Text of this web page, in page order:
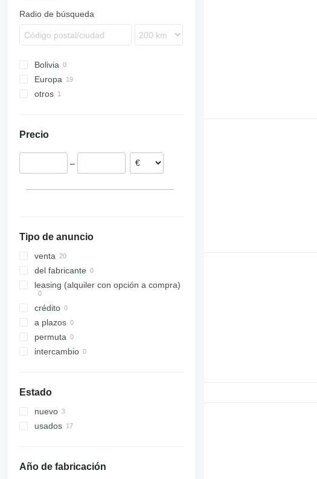
Radio de búsqueda
Bolivia
Europa
otros
Precio
–
Tipo de anuncio
venta
del fabricante
leasing (alquiler con opción a compra)
crédito
a plazos
permuta
intercambio
Estado
nuevo
usados
Año de fabricación